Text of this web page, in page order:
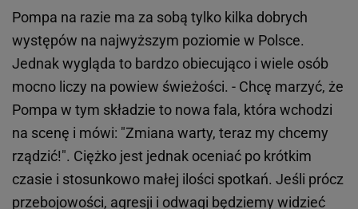
Pompa na razie ma za sobą tylko kilka dobrych
występów na najwyższym poziomie w Polsce.
Jednak wygląda to bardzo obiecująco i wiele osób
mocno liczy na powiew świeżości. - Chcę marzyć, że
Pompa w tym składzie to nowa fala, która wchodzi
na scenę i mówi: "Zmiana warty, teraz my chcemy
rządzić!". Ciężko jest jednak oceniać po krótkim
czasie i stosunkowo małej ilości spotkań. Jeśli prócz
przebojowości, agresji i odwagi będziemy widzieć